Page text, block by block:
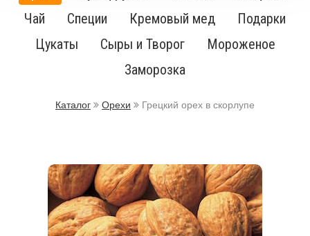
Чай
Специи Кремовый мед
Подарки
Цукаты
Сыры и Творог
Мороженое
Заморозка
Каталог Орехи Грецкий орех в скорлупе